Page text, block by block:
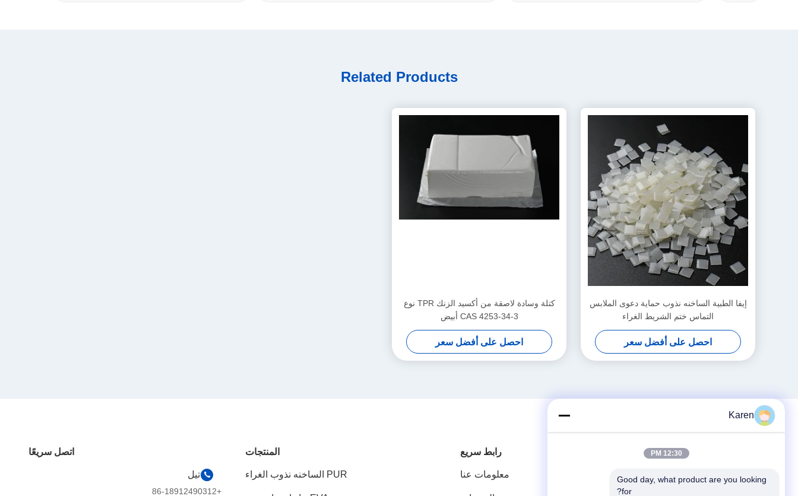
Related Products
إيفا الطبية الساخنه نذوب حماية دعوى الملابس
التماس ختم الشريط الغراء
احصل على أفضل سعر
كتلة وسادة لاصقة من أكسيد الزنك TPR نوع
CAS 4253-34-3 أبيض
احصل على أفضل سعر
رابط سريع
معلومات عنا
المنتجات
PUR الساخنه نذوب الغراء
اتصل سريعًا
تيل
+86-18912490312
Karen
12:30 PM
Good day, what product are you looking
for?